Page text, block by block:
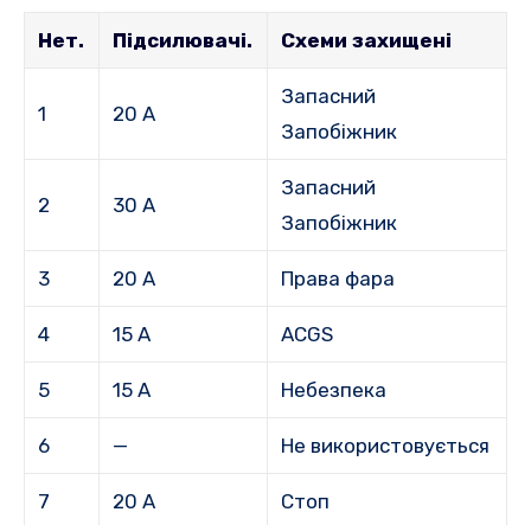
Нет. Підсилювачі. Схеми захищені
1 20 А
Запасний
Запобіжник
2 30 А
Запасний
Запобіжник
3 20 А Права фара
4 15 А ACGS
5 15 А Небезпека
6 — Не використовується
7 20 А Стоп